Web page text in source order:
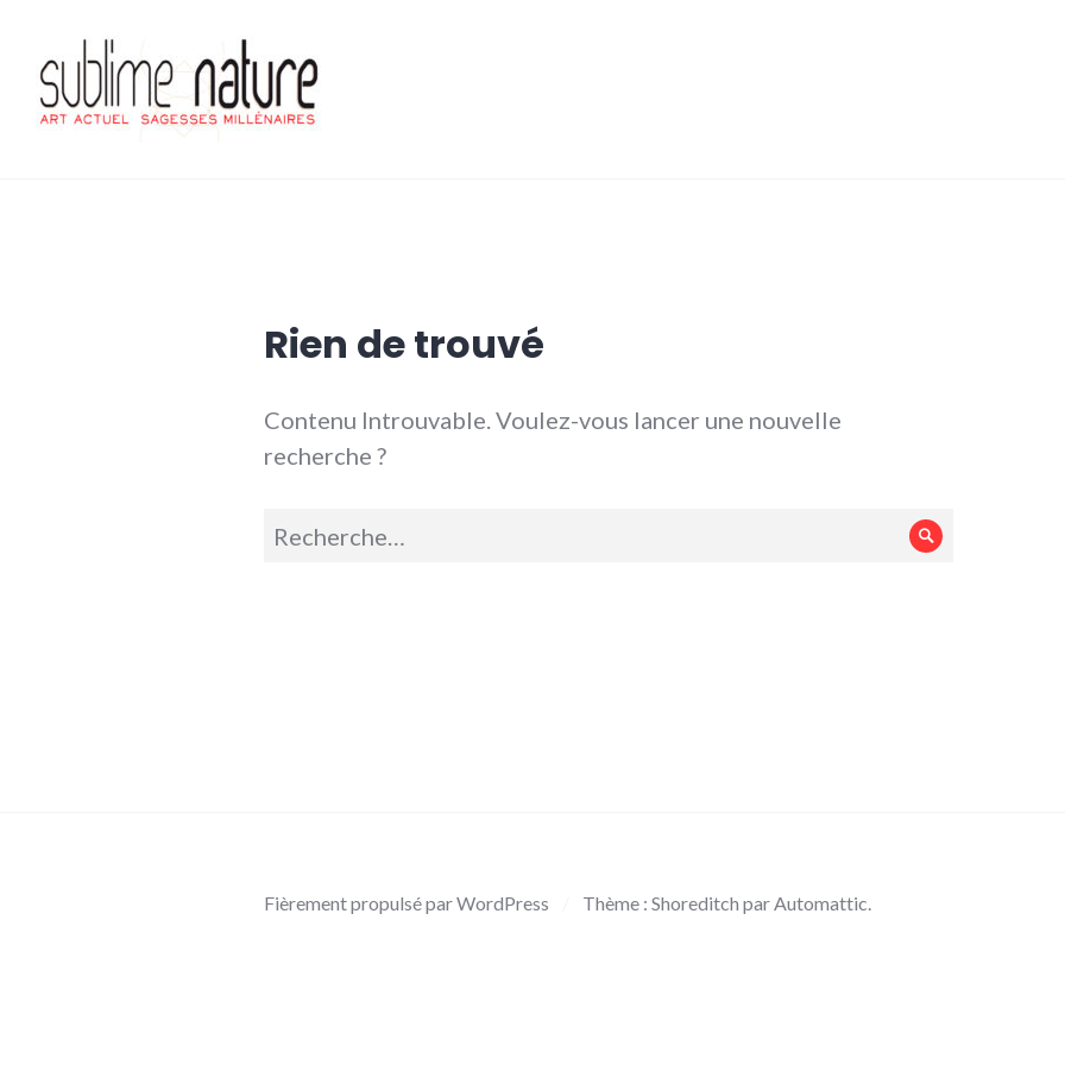
contenu
principal
Rien de trouvé
Contenu Introuvable. Voulez-vous lancer une nouvelle
recherche ?
Recherche
Rechercher
Fièrement propulsé par WordPress Thème : Shoreditch parAutomattic.